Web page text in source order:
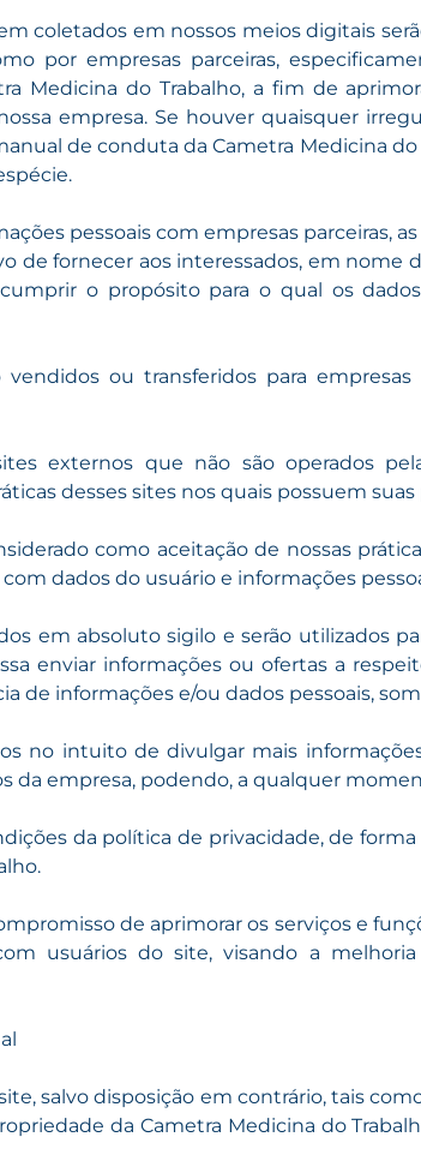
coletados em nossos meios digitais
por empresas parceiras,
Medicina do Trabalho, a fim de
empresa. Se houver quaisquer
de conduta da Cametra Medicina
pessoais com empresas parceiras,
de fornecer aos interessados, em nome
o propósito para o qual os
ou transferidos para
externos que não são operados
desses sites nos quais possuem
como aceitação de nossas
dados do usuário e informações
em absoluto sigilo e serão utilizados
enviar informações ou ofertas a
de informações e/ou dados pessoais,
no intuito de divulgar mais
da empresa, podendo, a qualquer
da política de privacidade, de
de aprimorar os serviços e
usuários do site, visando a
salvo disposição em contrário, tais
da Cametra Medicina do